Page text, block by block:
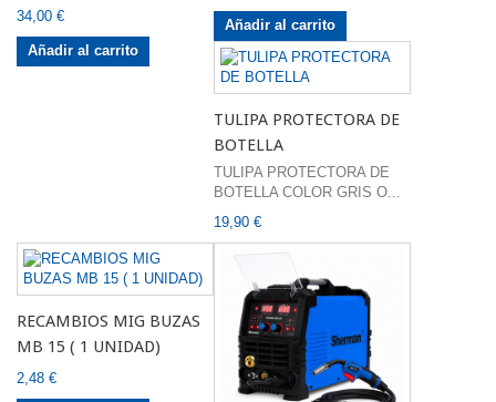
34,00 €
Añadir al carrito
Añadir al carrito
TULIPA PROTECTORA DE
BOTELLA
TULIPA PROTECTORA DE
BOTELLA COLOR GRIS O...
19,90 €
RECAMBIOS MIG BUZAS
MB 15 ( 1 UNIDAD)
2,48 €